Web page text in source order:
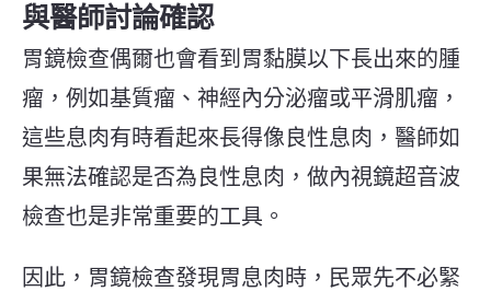
與醫師討論確認
胃鏡檢查偶爾也會看到胃黏膜以下長出來的腫
瘤，例如基質瘤、神經內分泌瘤或平滑肌瘤，
這些息肉有時看起來長得像良性息肉，醫師如
果無法確認是否為良性息肉，做內視鏡超音波
檢查也是非常重要的工具。
因此，胃鏡檢查發現胃息肉時，民眾先不必緊